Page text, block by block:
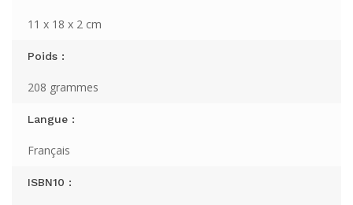
11 x 18 x 2 cm
Poids :
208 grammes
Langue :
Français
ISBN10 :